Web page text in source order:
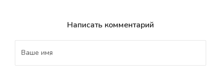
Написать комментарий